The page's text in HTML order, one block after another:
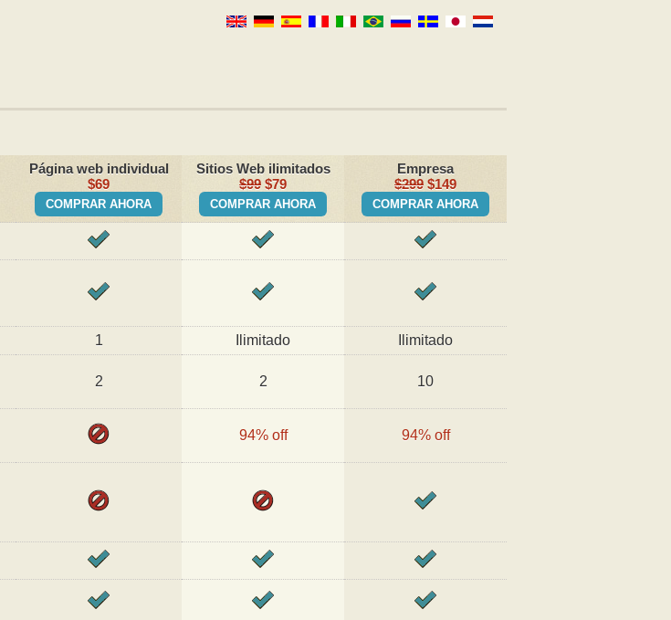
Página web individual
$69
COMPRAR AHORA
Sitios Web ilimitados
$99 $79
COMPRAR AHORA
Empresa
$299 $149
COMPRAR AHORA
1 Ilimitado
Ilimitado
2 2 10
94% off 94% off